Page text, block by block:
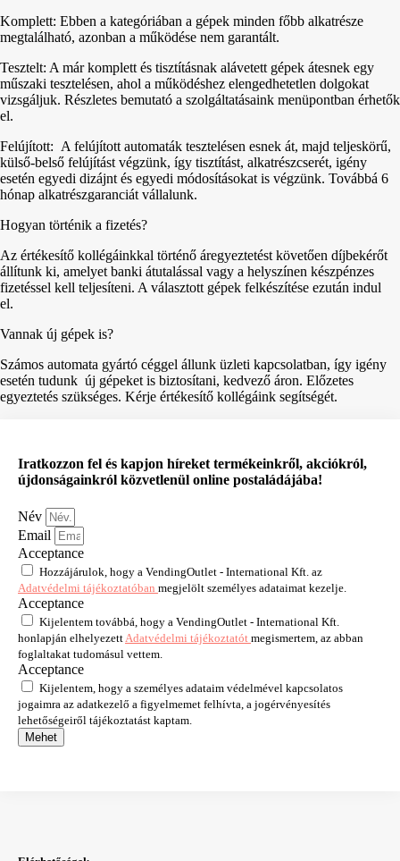
Komplett: Ebben a kategóriában a gépek minden főbb alkatrésze
megtalálható, azonban a működése nem garantált.
Tesztelt: A már komplett és tisztításnak alávetett gépek átesnek egy
műszaki tesztelésen, ahol a működéshez elengedhetetlen dolgokat
vizsgáljuk. Részletes bemutató a szolgáltatásaink menüpontban érhetők
el.
Felújított: A felújított automaták tesztelésen esnek át, majd teljeskörű,
külső-belső felújítást végzünk, így tisztítást, alkatrészcserét, igény
esetén egyedi dizájnt és egyedi módosításokat is végzünk. Továbbá 6
hónap alkatrészgaranciát vállalunk.
Hogyan történik a fizetés?
Az értékesítő kollégáinkkal történő áregyeztetést követően díjbekérőt
állítunk ki, amelyet banki átutalással vagy a helyszínen készpénzes
fizetéssel kell teljesíteni. A választott gépek felkészítése ezután indul
el.
Vannak új gépek is?
Számos automata gyártó céggel állunk üzleti kapcsolatban, így igény
esetén tudunk új gépeket is biztosítani, kedvező áron. Előzetes
egyeztetés szükséges. Kérje értékesítő kollégáink segítségét.
Iratkozzon fel és kapjon híreket termékeinkről, akciókról,
újdonságainkról közvetlenül online postaládájába!
Név
Email
Acceptance
Hozzájárulok, hogy a VendingOutlet - International Kft. az
Adatvédelmi tájékoztatóban megjelölt személyes adataimat kezelje.
Acceptance
Kijelentem továbbá, hogy a VendingOutlet - International Kft.
honlapján elhelyezett Adatvédelmi tájékoztatót megismertem, az abban
foglaltakat tudomásul vettem.
Acceptance
Kijelentem, hogy a személyes adataim védelmével kapcsolatos
jogaimra az adatkezelő a figyelmemet felhívta, a jogérvényesítés
lehetőségeiről tájékoztatást kaptam.
Mehet